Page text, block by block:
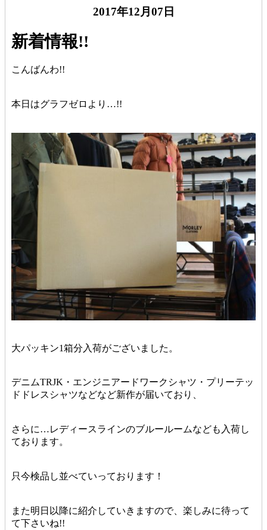
2017年12月07日
新着情報!!
こんばんわ!!
本日はグラフゼロより…!!
大パッキン1箱分入荷がございました。
デニムTRJK・エンジニアードワークシャツ・プリーテッ
ドドレスシャツなどなど新作が届いており、
さらに…レディースラインのブルールームなども入荷し
ております。
只今検品し並べていっております！
また明日以降に紹介していきますので、楽しみに待って
て下さいね!!